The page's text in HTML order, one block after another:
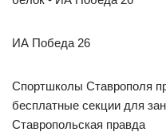
ИА Победа 26
Спортшколы Ставрополя
бесплатные секции для
Ставропольская правда